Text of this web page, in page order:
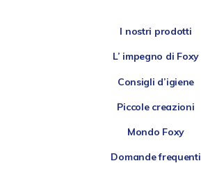
I nostri prodotti
L’ impegno di Foxy
Consigli d’igiene
Piccole creazioni
Mondo Foxy
Domande frequenti